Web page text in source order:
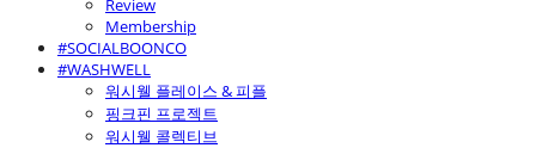
Review
Membership
#SOCIALBOONCO
#WASHWELL
워시웰 플레이스 & 피플
핑크핀 프로젝트
워시웰 콜렉티브